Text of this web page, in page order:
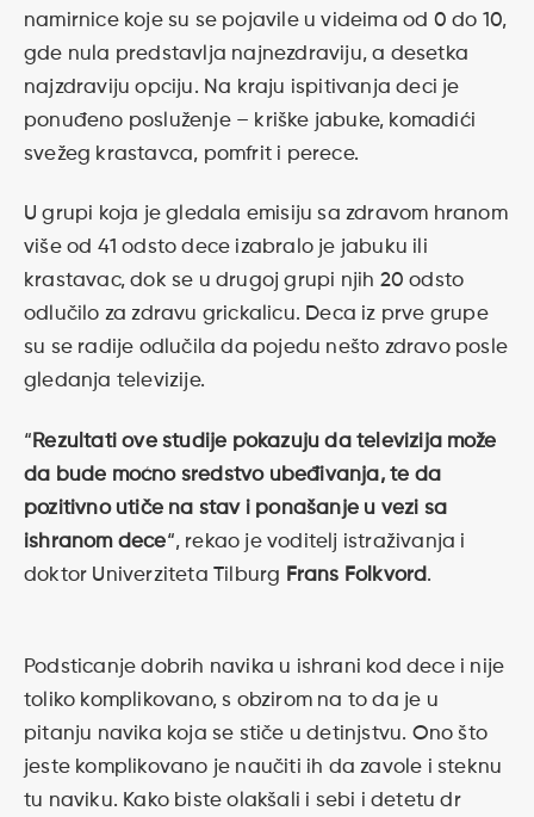
namirnice koje su se pojavile u videima od 0 do 10,
gde nula predstavlja najnezdraviju, a desetka
najzdraviju opciju. Na kraju ispitivanja deci je
ponuđeno posluženje – kriške jabuke, komadići
svežeg krastavca, pomfrit i perece.
U grupi koja je gledala emisiju sa zdravom hranom
više od 41 odsto dece izabralo je jabuku ili
krastavac, dok se u drugoj grupi njih 20 odsto
odlučilo za zdravu grickalicu. Deca iz prve grupe
su se radije odlučila da pojedu nešto zdravo posle
gledanja televizije.
“ Rezultati ove studije pokazuju da televizija može
da bude moćno sredstvo ubeđivanja, te da
pozitivno utiče na stav i ponašanje u vezi sa
ishranom dece“, rekao je voditelj istraživanja i
doktor Univerziteta Tilburg Frans Folkvord.
Podsticanje dobrih navika u ishrani kod dece i nije
toliko komplikovano, s obzirom na to da je u
pitanju navika koja se stiče u detinjstvu. Ono što
jeste komplikovano je naučiti ih da zavole i steknu
tu naviku. Kako biste olakšali i sebi i detetu dr